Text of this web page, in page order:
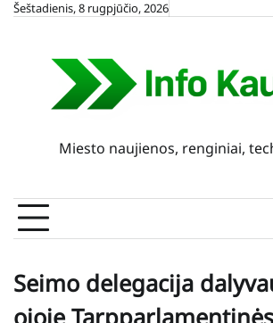
SkipŠeštadienis, 8 rugpjūčio, 2026
Miesto naujienos, renginiai,
Seimo delegacija
ojoje